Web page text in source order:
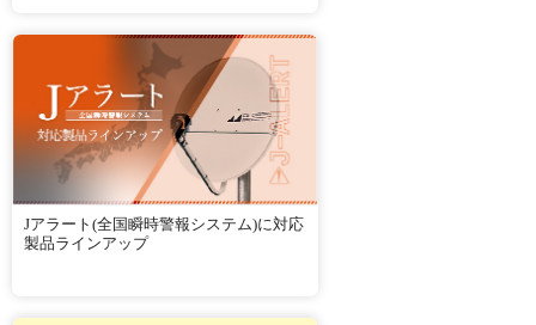
Jアラート(全国瞬時警報システム)に対応
製品ラインアップ